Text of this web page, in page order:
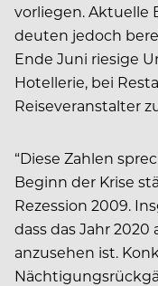
vorliegen. Aktuelle
deuten jedoch
Ende Juni riesige
Hotellerie, bei
Reiseveranstalter
“Diese Zahlen
Beginn der Krise
Rezession 2009.
dass das Jahr 2020
anzusehen ist.